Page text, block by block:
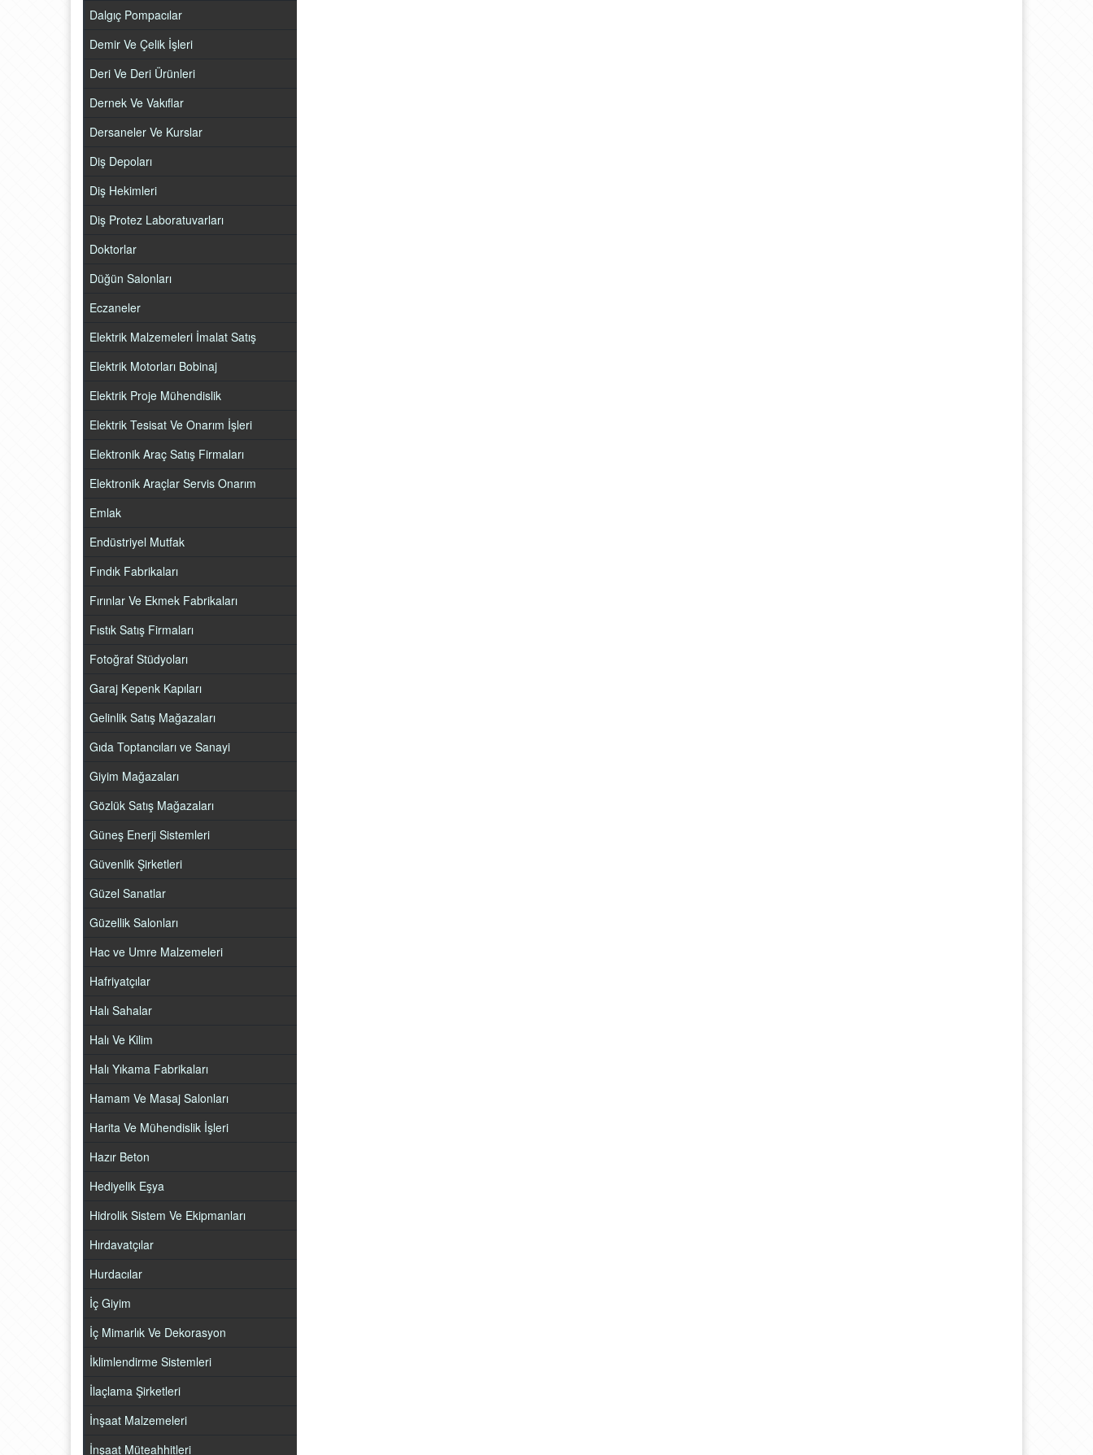
Dalgıç Pompacılar
Demir Ve Çelik İşleri
Deri Ve Deri Ürünleri
Dernek Ve Vakıflar
Dersaneler Ve Kurslar
Diş Depoları
Diş Hekimleri
Diş Protez Laboratuvarları
Doktorlar
Düğün Salonları
Eczaneler
Elektrik Malzemeleri İmalat Satış
Elektrik Motorları Bobinaj
Elektrik Proje Mühendislik
Elektrik Tesisat Ve Onarım İşleri
Elektronik Araç Satış Firmaları
Elektronik Araçlar Servis Onarım
Emlak
Endüstriyel Mutfak
Fındık Fabrikaları
Fırınlar Ve Ekmek Fabrikaları
Fıstık Satış Firmaları
Fotoğraf Stüdyoları
Garaj Kepenk Kapıları
Gelinlik Satış Mağazaları
Gıda Toptancıları ve Sanayi
Giyim Mağazaları
Gözlük Satış Mağazaları
Güneş Enerji Sistemleri
Güvenlik Şirketleri
Güzel Sanatlar
Güzellik Salonları
Hac ve Umre Malzemeleri
Hafriyatçılar
Halı Sahalar
Halı Ve Kilim
Halı Yıkama Fabrikaları
Hamam Ve Masaj Salonları
Harita Ve Mühendislik İşleri
Hazır Beton
Hediyelik Eşya
Hidrolik Sistem Ve Ekipmanları
Hırdavatçılar
Hurdacılar
İç Giyim
İç Mimarlık Ve Dekorasyon
İklimlendirme Sistemleri
İlaçlama Şirketleri
İnşaat Malzemeleri
İnşaat Müteahhitleri